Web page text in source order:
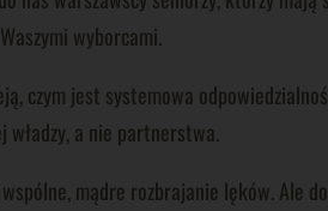
wyborcami.
czym jest systemowa
a nie partnerstwa.
mądre rozbrajanie lęków. Ale